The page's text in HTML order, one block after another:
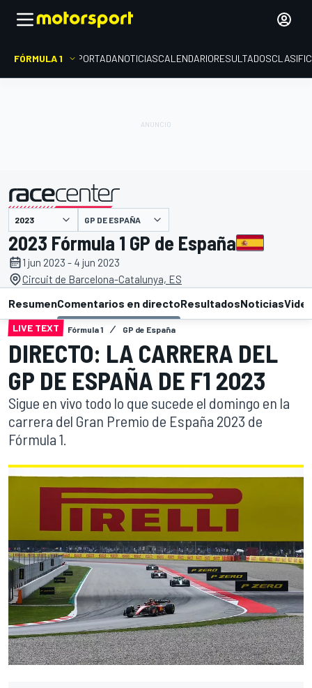
FÓRMULA 1 PORTADANOTICIASCALENDARIORESULTADOS
GP DE ESPAÑA
2023 Fórmula 1 GP de España
1 jun 2023 - 4 jun 2023
Circuit de Barcelona-Catalunya, ES
ResumenComentarios en directoResultadosNoticias
LIVE TEXT Fórmula 1 GP de España
DIRECTO: LA CARRERA DEL
GP DE ESPAÑA DE F1 2023
Sigue en vivo todo lo que sucede el domingo en la
carrera del Gran Premio de España 2023 de
Fórmula 1.